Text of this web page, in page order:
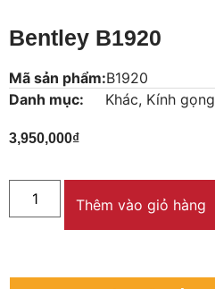
Bentley B1920
Mã sản phẩm:B1920
Danh mục:
Khác, Kính gọng
3,950,000₫
Thêm vào giỏ hàng